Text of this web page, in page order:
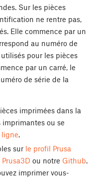
Sur les pièces
ne rentre pas,
Elle commence par un
au numéro de
pour les pièces
par un carré, le
de série de la
imprimées dans la
imprimantes ou se
.
sur le profil Prusa
ou notre Github.
imprimer vous-